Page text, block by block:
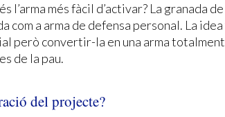
l’arma més fàcil d’activar? La granada de
com a arma de defensa personal. La
però convertir-la en una arma
de la pau.
del projecte?